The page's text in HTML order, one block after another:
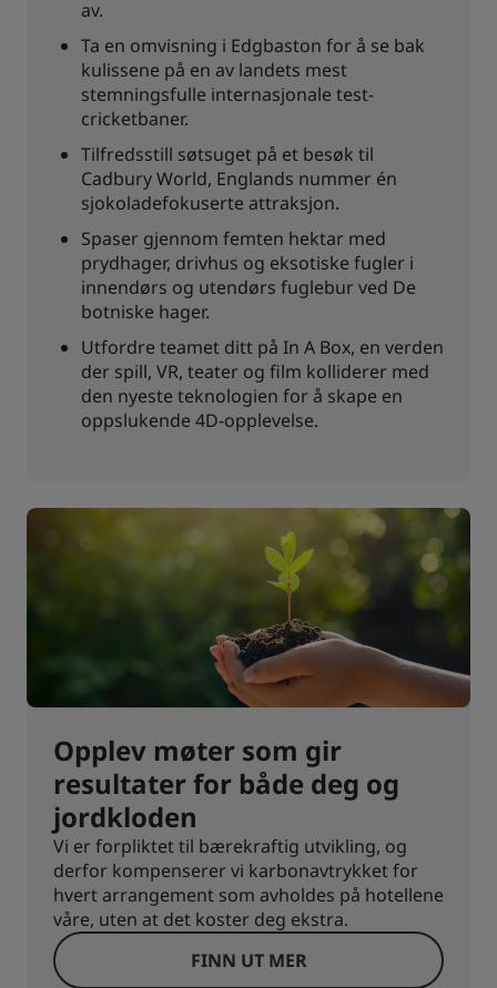
av.
Ta en omvisning i Edgbaston for å se bak
kulissene på en av landets mest
stemningsfulle internasjonale test-
cricketbaner.
Tilfredsstill søtsuget på et besøk til
Cadbury World, Englands nummer én
sjokoladefokuserte attraksjon.
Spaser gjennom femten hektar med
prydhager, drivhus og eksotiske fugler i
innendørs og utendørs fuglebur ved De
botniske hager.
Utfordre teamet ditt på In A Box, en verden
der spill, VR, teater og film kolliderer med
den nyeste teknologien for å skape en
oppslukende 4D-opplevelse.
Opplev møter som gir
resultater for både deg og
jordkloden
Vi er forpliktet til bærekraftig utvikling, og
derfor kompenserer vi karbonavtrykket for
hvert arrangement som avholdes på hotellene
våre, uten at det koster deg ekstra.
FINN UT MER